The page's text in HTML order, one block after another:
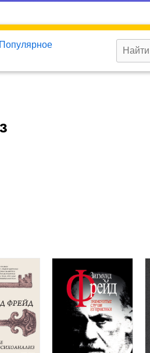
Популярное